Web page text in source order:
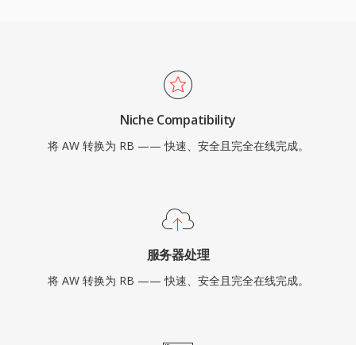
Niche Compatibility
将 AW 转换为 RB —— 快速、安全且完全在线完成。
服务器处理
将 AW 转换为 RB —— 快速、安全且完全在线完成。